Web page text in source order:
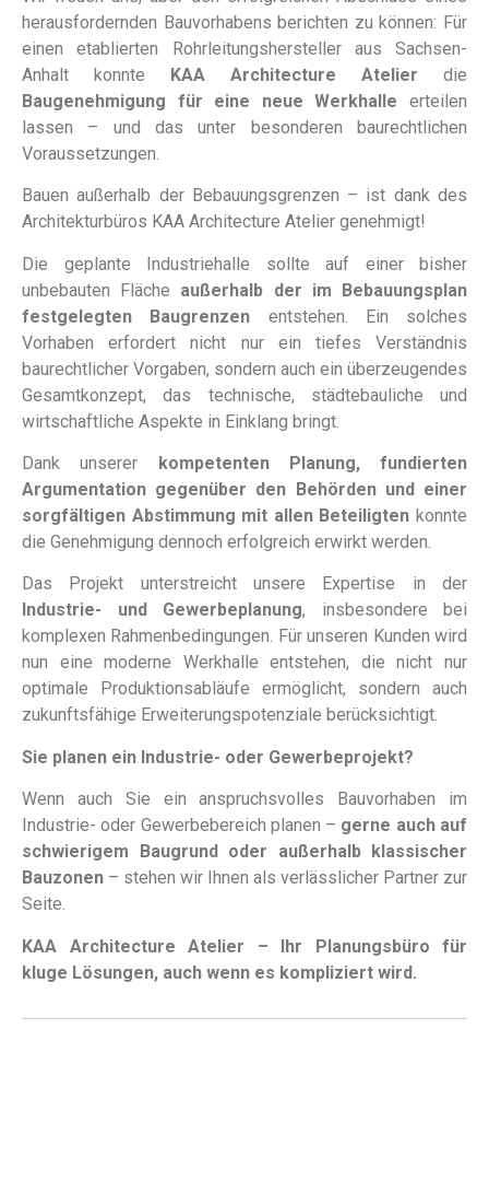
herausfordernden Bauvorhabens berichten zu können: Für
einen etablierten Rohrleitungshersteller aus Sachsen-
Anhalt konnte KAA Architecture Atelier die
Baugenehmigung für eine neue Werkhalle erteilen
lassen – und das unter besonderen baurechtlichen
Voraussetzungen.
Bauen außerhalb der Bebauungsgrenzen – ist dank des
Architekturbüros KAA Architecture Atelier genehmigt!
Die geplante Industriehalle sollte auf einer bisher
unbebauten Fläche außerhalb der im Bebauungsplan
festgelegten Baugrenzen entstehen. Ein solches
Vorhaben erfordert nicht nur ein tiefes Verständnis
baurechtlicher Vorgaben, sondern auch ein überzeugendes
Gesamtkonzept, das technische, städtebauliche und
wirtschaftliche Aspekte in Einklang bringt.
Dank unserer kompetenten Planung, fundierten
Argumentation gegenüber den Behörden und einer
sorgfältigen Abstimmung mit allen Beteiligten konnte
die Genehmigung dennoch erfolgreich erwirkt werden.
Das Projekt unterstreicht unsere Expertise in der
Industrie- und Gewerbeplanung, insbesondere bei
komplexen Rahmenbedingungen. Für unseren Kunden wird
nun eine moderne Werkhalle entstehen, die nicht nur
optimale Produktionsabläufe ermöglicht, sondern auch
zukunftsfähige Erweiterungspotenziale berücksichtigt.
Sie planen ein Industrie- oder Gewerbeprojekt?
Wenn auch Sie ein anspruchsvolles Bauvorhaben im
Industrie- oder Gewerbebereich planen – gerne auch auf
schwierigem Baugrund oder außerhalb klassischer
Bauzonen – stehen wir Ihnen als verlässlicher Partner zur
Seite.
KAA Architecture Atelier – Ihr Planungsbüro für
kluge Lösungen, auch wenn es kompliziert wird.